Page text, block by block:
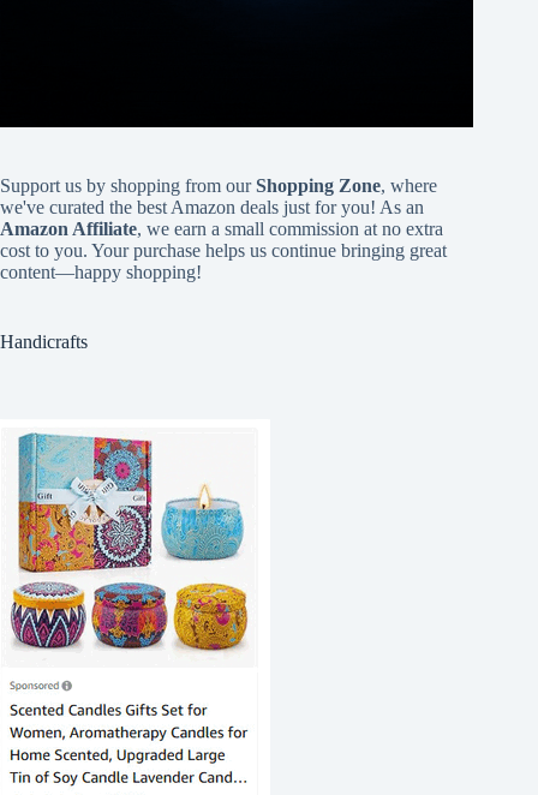
Support us by shopping from ourShopping Zone, where
we've curated the best Amazon deals just for you! As an
Amazon Affiliate, we earn a small commission at no extra
cost to you. Your purchase helps us continue bringing great
content—happy shopping!
Handicrafts